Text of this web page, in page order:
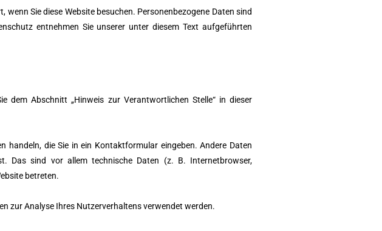
Sie diese Website besuchen. Personenbezogene Daten sind
entnehmen Sie unserer unter diesem Text aufgeführten
dem Abschnitt „Hinweis zur Verantwortlichen Stelle“ in dieser
handeln, die Sie in ein Kontaktformular eingeben. Andere Daten
Das sind vor allem technische Daten (z. B. Internetbrowser,
betreten.
zur Analyse Ihres Nutzerverhaltens verwendet werden.